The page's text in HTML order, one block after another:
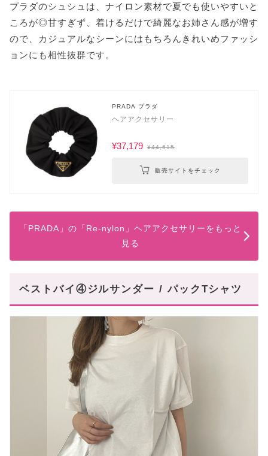
プラダのシュシュは、ナイロン素材で夏でも使いやすいと
ころが◎甘すぎず、着けるだけで綺麗なお姉さん感が増す
ので、カジュアルなシーンにはもちろんきれいめファッシ
ョンにも相性抜群です。
PRADA プラダ
ヘアアクセサリー
¥37,179 ¥44,615
販売サイトをチェック
「PRADA」の「Re-nylon」ヘアアクセサリーをもっと
見る
ベストバイ④ジルサンダー / パックTシャツ